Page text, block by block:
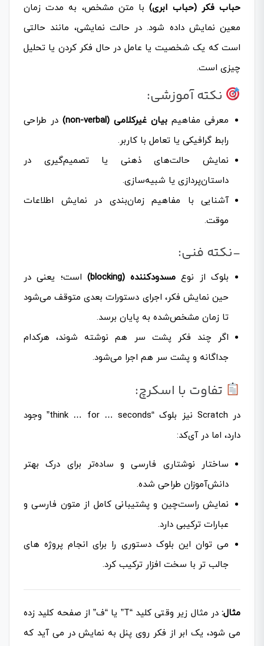
حباب فکر (حباب ابری)با متن مشخص، به مدت زمان
معین نمایش داده شود. در حالت نمایشی، مانند حالتی
است که یک شخصیت یا عامل در حال فکر کردن یا تحلیل
چیزی است.
نکته آموزشی:
معرفی مفاهیم بیان غیرکلامی (non-verbal)
در طراحی
رابط گرافیکی یا تعامل با کاربر.
نمایش حالت‌های ذهنی یا تصمیم‌گیری در
داستان‌پردازی یا شبیه‌سازی.
آشنایی با مفاهیم زمان‌بندی در نمایش اطلاعات
موقت.
-نکته فنی:
بلوک از نوع مسدودکننده (blocking)
است؛ یعنی در
حین نمایش فکر، اجرای دستورات بعدی متوقف می‌شود
تا زمان مشخص‌شده به پایان برسد.
اگر چند فکر پشت سر هم نوشته شوند، هرکدام
جداگانه و پشت سر هم اجرا می‌شود.
تفاوت با اسکرچ:
در Scratch نیز بلوک “think … for … seconds” وجود
دارد، اما در آی‌کد:
ساختار نوشتاری فارسی و ساده‌تر برای درک بهتر
دانش‌آموزان طراحی شده.
نمایش راست‌چین و پشتیبانی کامل از متون فارسی و
عبارات ترکیبی دارد.
می توان این بلوک دستوری را برای انجام پروژه های
جالب تر با سخت افزار ترکیب کرد.
مثال:
در مثال زیر وقتی کلید “T” یا “ف” از صفحه کلید زده
می شود، یک ابر از فکر روی پنل به نمایش در می آید که